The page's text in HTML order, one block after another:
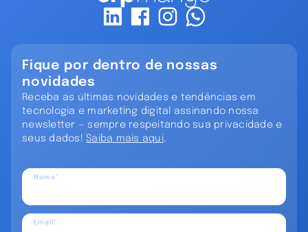
Fique por dentro de nossas
novidades
Receba as últimas novidades e tendências em
tecnologia e marketing digital assinando nossa
newsletter — sempre respeitando sua privacidade e
seus dados! Saiba mais aqui.
Nome*
Email*